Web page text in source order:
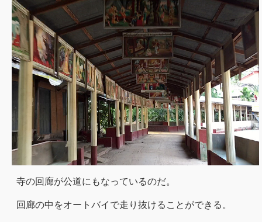
寺の回廊が公道にもなっているのだ。
回廊の中をオートバイで走り抜けることができる。